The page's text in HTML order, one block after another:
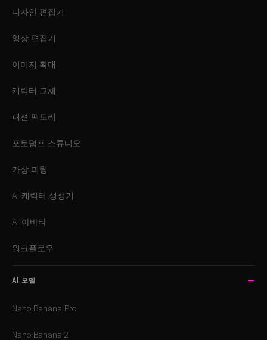
디자인 편집기
영상 편집기
이미지 확대
캐릭터 교체
패션 팩토리
포토덤프 스튜디오
가상 피팅
AI 캐릭터 생성기
AI 아바타
워크플로우
AI 모델
Nano Banana Pro
Nano Banana 2